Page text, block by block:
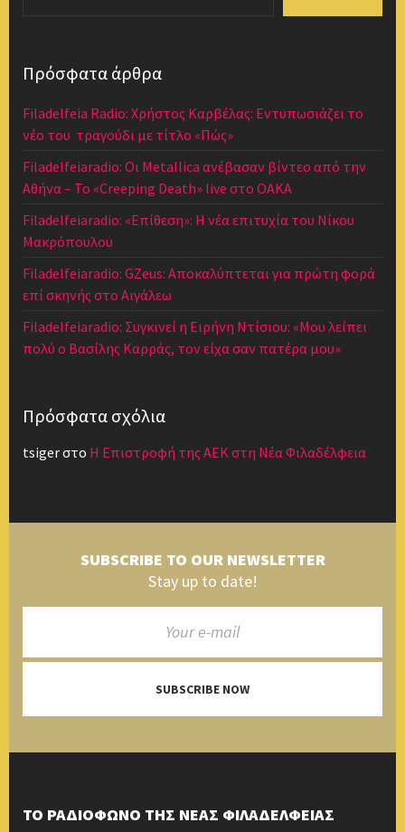
Πρόσφατα άρθρα
Filadelfeia Radio: Χρήστος Καρβέλας: Εντυπωσιάζει το
νέο του τραγούδι με τίτλο «Πώς»
Filadelfeiaradio: Οι Metallica ανέβασαν βίντεο από την
Αθήνα – Το «Creeping Death» live στο ΟΑΚΑ
Filadelfeiaradio: «Επίθεση»: Η νέα επιτυχία του Νίκου
Μακρόπουλου
Filadelfeiaradio: GZeus: Αποκαλύπτεται για πρώτη φορά
επί σκηνής στο Αιγάλεω
Filadelfeiaradio: Συγκινεί η Ειρήνη Ντίσιου: «Μου λείπει
πολύ ο Βασίλης Καρράς, τον είχα σαν πατέρα μου»
Πρόσφατα σχόλια
tsigerστο Η Επιστροφή της ΑΕΚ στη Νέα Φιλαδέλφεια
SUBSCRIBE TO OUR NEWSLETTER
Stay up to date!
SUBSCRIBE NOW
ΤΟ ΡΑΔΙΟΦΩΝΟ ΤΗΣ ΝΕΑΣ ΦΙΛΑΔΕΛΦΕΙΑΣ